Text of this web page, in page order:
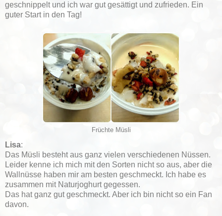
geschnippelt und ich war gut gesättigt und zufrieden. Ein
guter Start in den Tag!
Früchte Müsli
Lisa:
Das Müsli besteht aus ganz vielen verschiedenen Nüssen.
Leider kenne ich mich mit den Sorten nicht so aus, aber die
Wallnüsse haben mir am besten geschmeckt. Ich habe es
zusammen mit Naturjoghurt gegessen.
Das hat ganz gut geschmeckt. Aber ich bin nicht so ein Fan
davon.